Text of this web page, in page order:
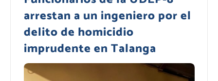
arrestan a un ingeniero por el
delito de homicidio
imprudente en Talanga